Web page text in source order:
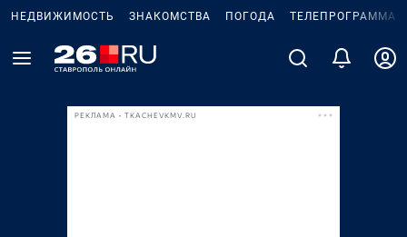
НЕДВИЖИМОСТЬ ЗНАКОМСТВА ПОГОДА ТЕЛЕПРОГРАММА
РЕКЛАМА • TKACHEVKMV.RU